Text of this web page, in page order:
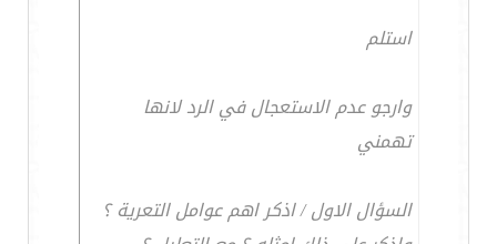
استلم
وارجو عدم الاستعجال في الرد لانها
تهمني
السؤال الاول / اذكر اهم عوامل التعرية ؟